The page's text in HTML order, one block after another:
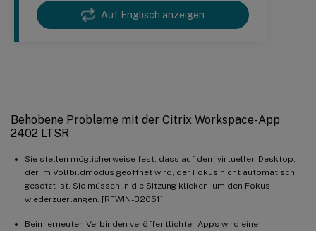
Auf Englisch anzeigen
Behobene Probleme mit der Citrix Workspace-App
2402 LTSR
Sie stellen möglicherweise fest, dass auf dem virtuellen Desktop,
der im Vollbildmodus geöffnet wird, der Fokus nicht automatisch
gesetzt ist. Sie müssen in die Sitzung klicken, um den Fokus
wiederzuerlangen. [RFWIN-32051]
Beim erneuten Verbinden veröffentlichter Apps wird eine